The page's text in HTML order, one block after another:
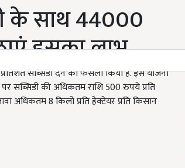
के साथ 44000
इसका लाभ
सब्सिडी देने का फैसला किया है. इस योजना
सब्सिडी की अधिकतम राशि 500 रुपये प्रति
अधिकतम 8 किलो प्रति हेक्टेयर प्रति किसान